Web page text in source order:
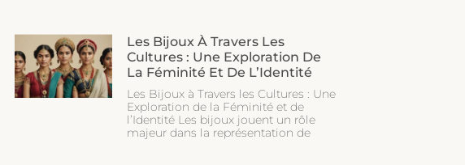
Les Bijoux À Travers Les
Cultures : Une Exploration De
La Féminité Et De L’Identité
Les Bijoux à Travers les Cultures : Une
Exploration de la Féminité et de
l’Identité Les bijoux jouent un rôle
majeur dans la représentation de